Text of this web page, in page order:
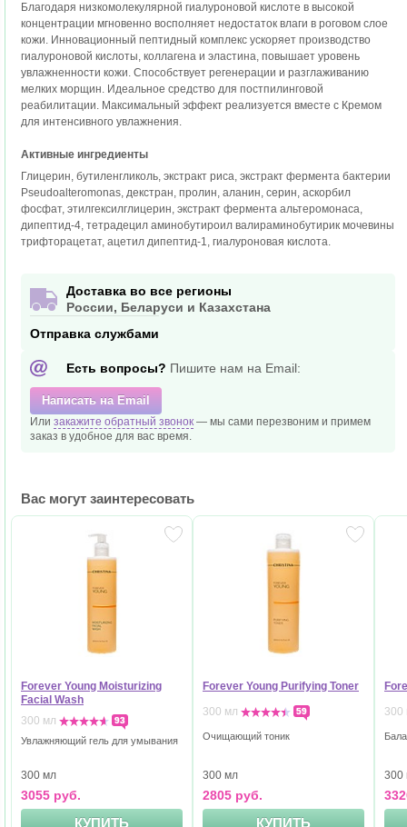
Благодаря низкомолекулярной гиалуроновой кислоте в высокой
концентрации мгновенно восполняет недостаток влаги в роговом слое
кожи. Инновационный пептидный комплекс ускоряет производство
гиалуроновой кислоты, коллагена и эластина, повышает уровень
увлажненности кожи. Способствует регенерации и разглаживанию
мелких морщин. Идеальное средство для постпилинговой
реабилитации. Максимальный эффект реализуется вместе с Кремом
для интенсивного увлажнения.
Активные ингредиенты
Глицерин, бутиленгликоль, экстракт риса, экстракт фермента бактерии
Pseudoalteromonas, декстран, пролин, аланин, серин, аскорбил
фосфат, этилгексилглицерин, экстракт фермента альтеромонаса,
дипептид-4, тетрадецил аминобутироил валираминобутирик мочевины
трифторацетат, ацетил дипептид-1, гиалуроновая кислота.
Доставка во все регионы
России, Беларуси и Казахстана
Отправка службами
Есть вопросы? Пишите нам на Email:
Написать на Email
Или закажите обратный звонок — мы сами перезвоним и примем
заказ в удобное для вас время.
Вас могут заинтересовать
Forever Young Moisturizing
Facial Wash
300 мл
93
Увлажняющий гель для умывания
300 мл
3055 руб.
КУПИТЬ
Forever Young Purifying Toner
300 мл
59
Очищающий тоник
300 мл
2805 руб.
КУПИТЬ
300
300